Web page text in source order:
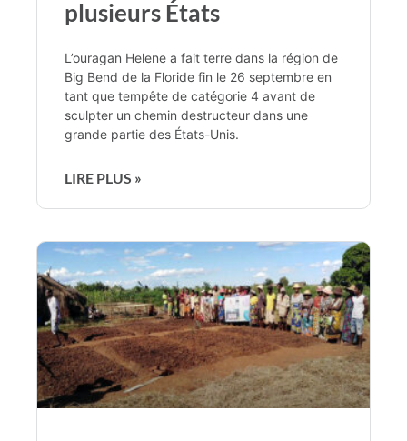
plusieurs États
L’ouragan Helene a fait terre dans la région de
Big Bend de la Floride fin le 26 septembre en
tant que tempête de catégorie 4 avant de
sculpter un chemin destructeur dans une
grande partie des États-Unis.
LIRE PLUS »